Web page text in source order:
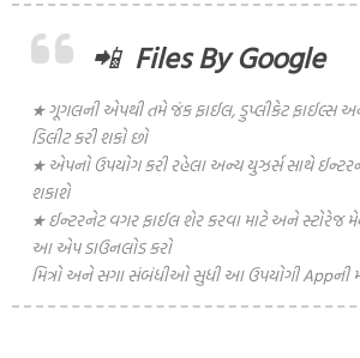
📲 Files By Google
★ ગૂગલની એપથી તમે જંક ફાઈલ, ડુપ્લીકેટ ફાઈલ્સ
ડિલીટ કરી શકો છો
★ એપનો ઉપયોગ કરી રહેલા અન્ય યુઝર્સ સાથે
શકાશે
★ ઈન્ટરનેટ વગર ફાઈલ શેર કરવા માટે અને સ્ટોરેજ
આ એપ ડાઉનલોડ કરો
મિત્રો અને સગા સંબંધીઓ સુધી આ ઉપયોગી Appની